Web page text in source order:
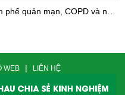
COPD và nguy cơ nhiễm virus Corona
WEB | LIÊN HỆ